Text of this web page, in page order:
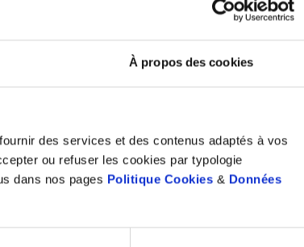
À propos des cookies
des services et des contenus adaptés à vos
ou refuser les cookies par typologie
dans nos pages Politique Cookies & Données